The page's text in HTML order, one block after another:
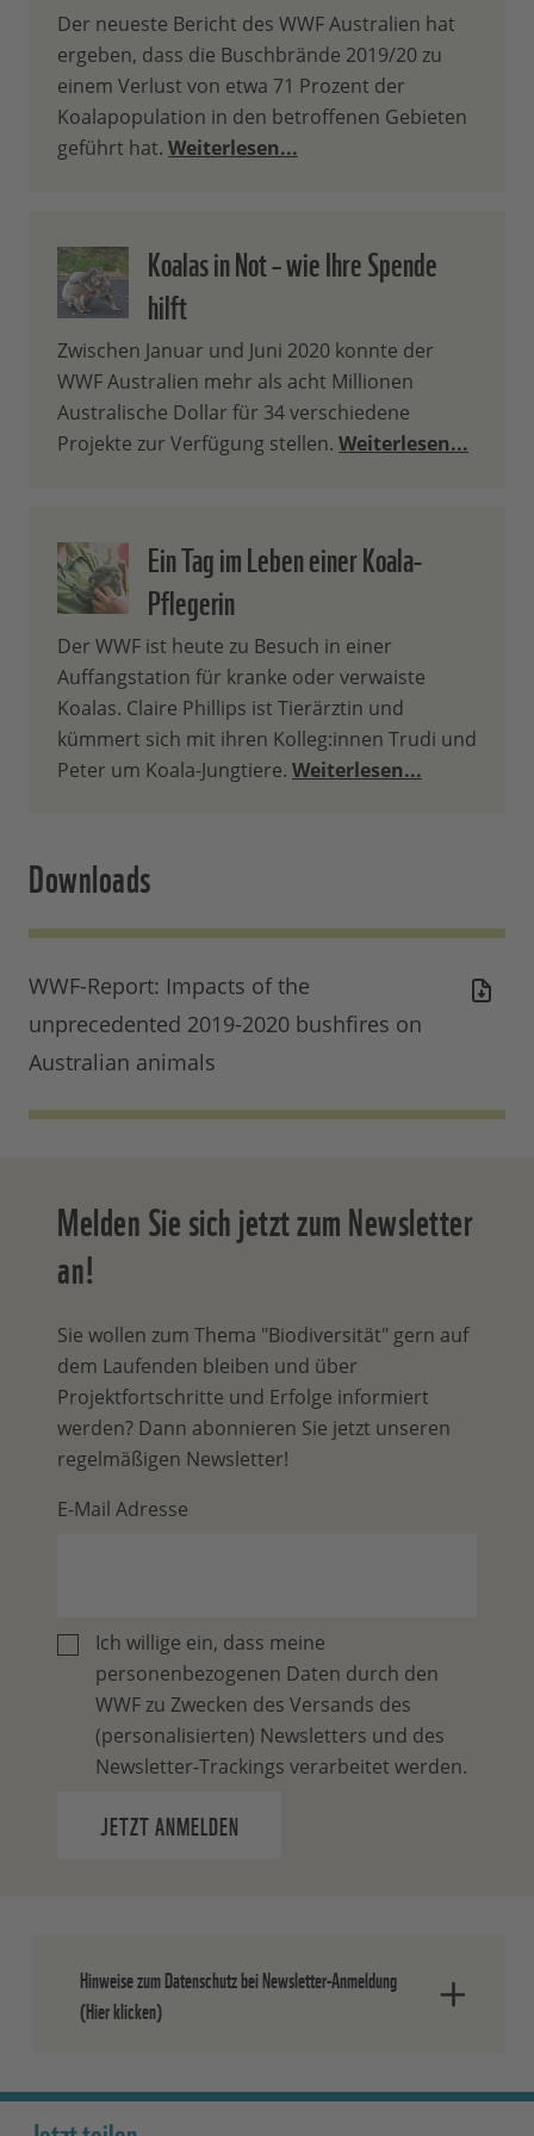
Der neueste Bericht des WWF Australien hat
ergeben, dass die Buschbrände 2019/20 zu
einem Verlust von etwa 71 Prozent der
Koalapopulation in den betroffenen Gebieten
geführt hat. Weiterlesen...
Koalas in Not – wie Ihre Spende
hilft
Zwischen Januar und Juni 2020 konnte der
WWF Australien mehr als acht Millionen
Australische Dollar für 34 verschiedene
Projekte zur Verfügung stellen. Weiterlesen...
Ein Tag im Leben einer Koala-
Pflegerin
Der WWF ist heute zu Besuch in einer
Auffangstation für kranke oder verwaiste
Koalas. Claire Phillips ist Tierärztin und
kümmert sich mit ihren Kolleg:innen Trudi und
Peter um Koala-Jungtiere. Weiterlesen...
Downloads
WWF-Report: Impacts of the
unprecedented 2019-2020 bushfires on
Australian animals
Melden Sie sich jetzt zum Newsletter
an!
Sie wollen zum Thema "Biodiversität" gern auf
dem Laufenden bleiben und über
Projektfortschritte und Erfolge informiert
werden? Dann abonnieren Sie jetzt unseren
regelmäßigen Newsletter!
E-Mail Adresse
Ich willige ein, dass meine
personenbezogenen Daten durch den
WWF zu Zwecken des Versands des
(personalisierten) Newsletters und des
Newsletter-Trackings verarbeitet werden.
JETZT ANMELDEN
Hinweise zum Datenschutz bei Newsletter-Anmeldung
(Hier klicken)
Nach dem Absenden der Daten senden
wir Ihnen eine E-Mail, in der Sie die